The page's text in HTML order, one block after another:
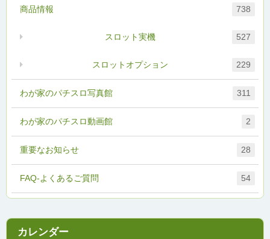
FAQ-よくあるご質問 54
わが家のパチスロ写真館 311
わが家のパチスロ動画館 2
商品情報 738
スロットオプション 229
スロット実機 527
重要なお知らせ 28